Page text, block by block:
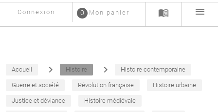
Connexion Mon panier
0 menu_book menu
Accueil navigate_next Histoire navigate_next Histoire contemporaine
Guerre et société Révolution française Histoire urbaine
Justice et déviance Histoire médiévale